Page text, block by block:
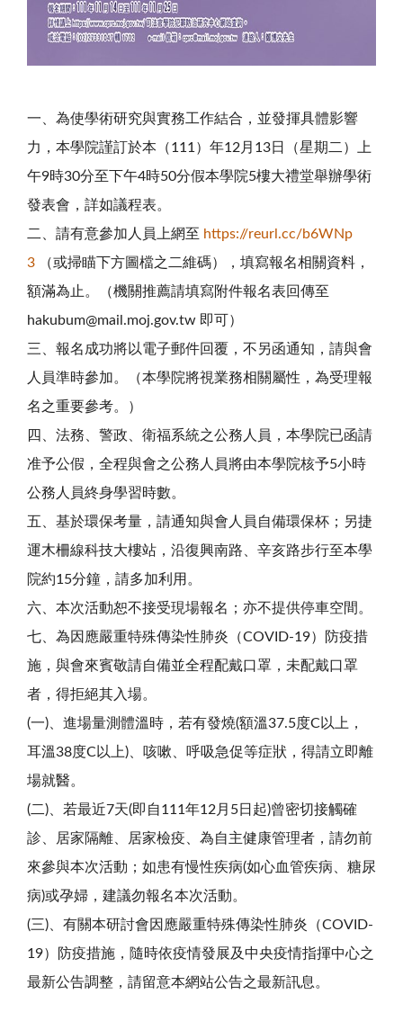
一、 為使學術研究與實務工作結合，並發揮具體影響
力，本學院謹訂於本（111）年12月13日（星期二）上
午9時30分至下午4時50分假本學院5樓大禮堂舉辦學術
發表會，詳如議程表。
二、請有意參加人員上網至 https://reurl.cc/b6WNp
3 （或掃瞄下方圖檔之二維碼），填寫報名相關資料，
額滿為止。（機關推薦請填寫附件報名表回傳至
hakubum@mail.moj.gov.tw 即可）
三、報名成功將以電子郵件回覆，不另函通知，請與會
人員準時參加。（本學院將視業務相關屬性，為受理報
名之重要參考。）
四、法務、警政、衛福系統之公務人員，本學院已函請
准予公假，全程與會之公務人員將由本學院核予5小時
公務人員終身學習時數。
五、基於環保考量，請通知與會人員自備環保杯；另捷
運木柵線科技大樓站，沿復興南路、辛亥路步行至本學
院約15分鐘，請多加利用。
六、本次活動恕不接受現場報名；亦不提供停車空間。
七、為因應嚴重特殊傳染性肺炎（COVID-19）防疫措
施，與會來賓敬請自備並全程配戴口罩，未配戴口罩
者，得拒絕其入場。
(一)、進場量測體溫時，若有發燒(額溫37.5度C以上，
耳溫38度C以上)、咳嗽、呼吸急促等症狀，得請立即離
場就醫。
(二)、若最近7天(即自111年12月5日起)曾密切接觸確
診、居家隔離、居家檢疫、為自主健康管理者，請勿前
來參與本次活動；如患有慢性疾病(如心血管疾病、糖尿
病)或孕婦，建議勿報名本次活動。
(三)、有關本研討會因應嚴重特殊傳染性肺炎（COVID-
19）防疫措施，隨時依疫情發展及中央疫情指揮中心之
最新公告調整，請留意本網站公告之最新訊息。